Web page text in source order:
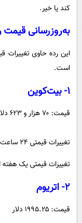
کند یا خیر.
به‌روزرسانی قیمت
است.
۱- بیت‌کوین
قیمت: ۷۰ هزار و ۶۲۳ دلار و ۱۲ سنت
تغییرات قیمتی ۲۴ ساعت گذشته: ۳.۷۴ درصد کاهش
تغییرات قیمتی یک هفته اخیر: ۸.۰۲
۲- اتریوم
قیمت: ۱۹۹۵.۲۵ دلار